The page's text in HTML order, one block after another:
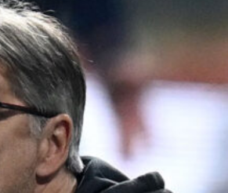
Milinkovic-Savic al Napoli,
l’ipotesi Musso per la porta
investe sul futuro: in arrivo
classe 2010 Bartol